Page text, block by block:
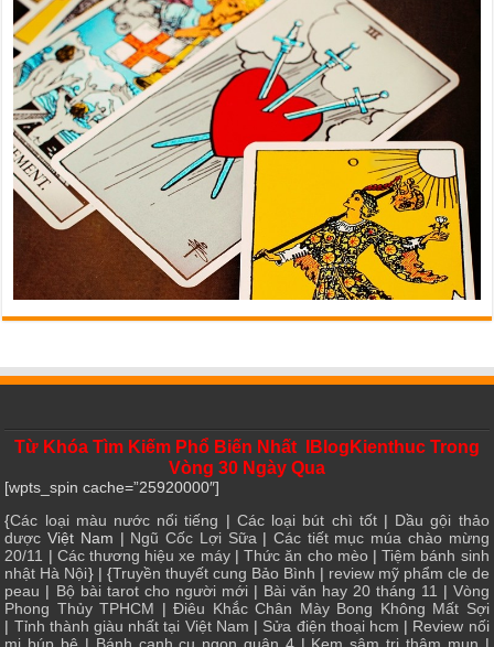
Từ Khóa Tìm Kiếm Phổ Biến Nhất IBlogKienthuc Trong
Vòng 30 Ngày Qua
[wpts_spin cache=”25920000″]
{Các loại màu nước nổi tiếng | Các loại bút chì tốt| Dầu gội thảo
dược Việt Nam | Ngũ Cốc Lợi Sữa | Các tiết mục múa chào mừng
20/11 | Các thương hiệu xe máy|Thức ăn cho mèo|Tiệm bánh sinh
nhật Hà Nội} | {Truyền thuyết cung Bảo Bình | review mỹ phẩm cle de
peau | Bộ bài tarot cho người mới| Bài văn hay 20 tháng 11 | Vòng
Phong Thủy TPHCM |Điêu Khắc Chân Mày Bong Không Mất Sợi
| Tỉnh thành giàu nhất tại Việt Nam | Sửa điện thoại hcm | Review nối